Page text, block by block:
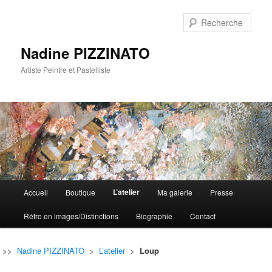
Nadine PIZZINATO
Artiste Peintre et Pastelliste
principal
Aller
au
contenu
Aller
au
contenu
Accueil Boutique L’atelier Ma galerie Presse
Rétro en images/Distinctions Biographie Contact
>> Nadine PIZZINATO > L’atelier> Loup